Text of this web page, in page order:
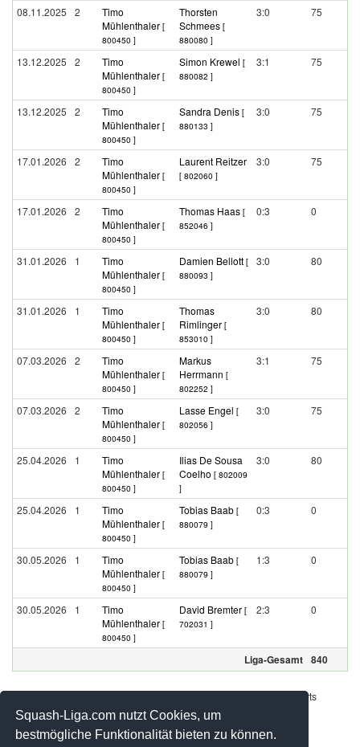
Squash-Liga.com nutzt Cookies, um
bestmögliche Funktionalität bieten zu können.
08.11.2025 2
Timo
Mühlenthaler [
800450 ]
Thorsten
Schmees [
880080 ]
3:0 75
13.12.2025 2
Timo
Mühlenthaler [
800450 ]
Simon Krewel [
880082 ]
3:1 75
13.12.2025 2
Timo
Mühlenthaler [
800450 ]
Sandra Denis [
880133 ]
3:0 75
17.01.2026 2
Timo
Mühlenthaler [
800450 ]
Laurent Reitzer
[ 802060 ]
3:0 75
17.01.2026 2
Timo
Mühlenthaler [
800450 ]
Thomas Haas [
852046 ]
0:3 0
31.01.2026 1
Timo
Mühlenthaler [
800450 ]
Damien Bellott [
880093 ]
3:0 80
31.01.2026 1
Timo
Mühlenthaler [
800450 ]
Thomas
Rimlinger [
853010 ]
3:0 80
07.03.2026 2
Timo
Mühlenthaler [
800450 ]
Markus
Herrmann [
802252 ]
3:1 75
07.03.2026 2
Timo
Mühlenthaler [
800450 ]
Lasse Engel [
802056 ]
3:0 75
25.04.2026 1
Timo
Mühlenthaler [
800450 ]
Ilias De Sousa
Coelho [ 802009
]
3:0 80
25.04.2026 1
Timo
Mühlenthaler [
800450 ]
Tobias Baab [
880079 ]
0:3 0
30.05.2026 1
Timo
Mühlenthaler [
800450 ]
Tobias Baab [
880079 ]
1:3 0
30.05.2026 1
Timo
Mühlenthaler [
800450 ]
David Bremter [
702031 ]
2:3 0
Liga-Gesamt 840
Werbung - Offizielle Pool Partner des deutschen Squashsports